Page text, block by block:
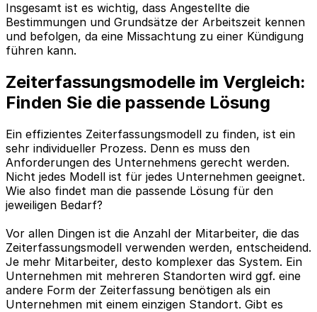
Insgesamt ist es wichtig, dass Angestellte die
Bestimmungen und Grundsätze der Arbeitszeit kennen
und befolgen, da eine Missachtung zu einer Kündigung
führen kann.
Zeiterfassungsmodelle im Vergleich:
Finden Sie die passende Lösung
Ein effizientes Zeiterfassungsmodell zu finden, ist ein
sehr individueller Prozess. Denn es muss den
Anforderungen des Unternehmens gerecht werden.
Nicht jedes Modell ist für jedes Unternehmen geeignet.
Wie also findet man die passende Lösung für den
jeweiligen Bedarf?
Vor allen Dingen ist die Anzahl der Mitarbeiter, die das
Zeiterfassungsmodell verwenden werden, entscheidend.
Je mehr Mitarbeiter, desto komplexer das System. Ein
Unternehmen mit mehreren Standorten wird ggf. eine
andere Form der Zeiterfassung benötigen als ein
Unternehmen mit einem einzigen Standort. Gibt es